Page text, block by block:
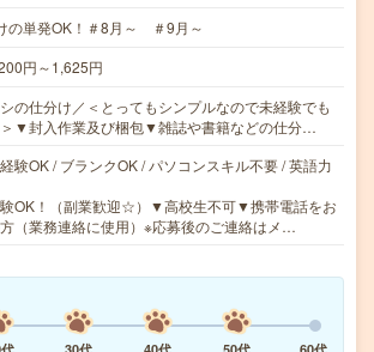
の単発OK！＃8月～ ＃9月～
円～1,625円
の仕分け／＜とってもシンプルなので未経験でも
▼封入作業及び梱包▼雑誌や書籍などの仕分…
験OK / ブランクOK / パソコンスキル不要 / 英語力
OK！（副業歓迎☆）▼高校生不可▼携帯電話をお
（業務連絡に使用）※応募後のご連絡はメ…